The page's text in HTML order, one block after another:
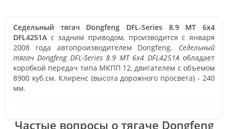
Седельный тягач Dongfeng DFL-Series 8.9 MT 6x4
DFL4251А с задним приводом, производится с января
2008 года автопроизводителем Dongfeng. Седельный
тягач Dongfeng DFL-Series 8.9 MT 6x4 DFL4251А обладает
коробкой передач типа МКПП 12, двигателем с объемом
8900 куб.см. Клиренс (высота дорожного просвета) - 240
мм.
Частые вопросы о тягаче Dongfeng